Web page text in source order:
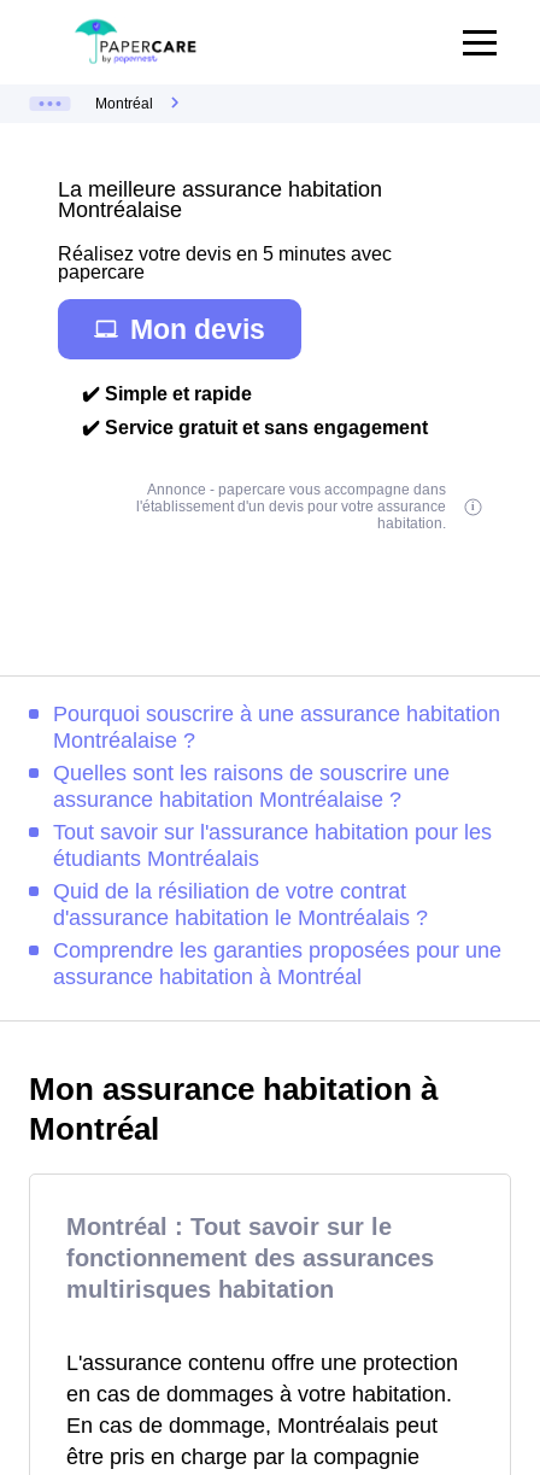
Montréal
La meilleure assurance habitation
Montréalaise
Réalisez votre devis en 5 minutes avec
papercare
Mon devis
✔️ Simple et rapide
✔️ Service gratuit et sans engagement
Annonce - papercare vous accompagne dans
l'établissement d'un devis pour votre assurance
habitation.
Pourquoi souscrire à une assurance habitation
Montréalaise ?
Quelles sont les raisons de souscrire une
assurance habitation Montréalaise ?
Tout savoir sur l'assurance habitation pour les
étudiants Montréalais
Quid de la résiliation de votre contrat
d'assurance habitation le Montréalais ?
Comprendre les garanties proposées pour une
assurance habitation à Montréal
Mon assurance habitation à
Montréal
Montréal : Tout savoir sur le
fonctionnement des assurances
multirisques habitation
L'assurance contenu offre une protection
en cas de dommages à votre habitation.
En cas de dommage, Montréalais peut
être pris en charge par la compagnie